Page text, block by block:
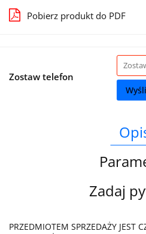
Pobierz produkt do PDF
Zostaw telefon
Zadaj
PRZEDMIOTEM SPRZEDAŻY JEST